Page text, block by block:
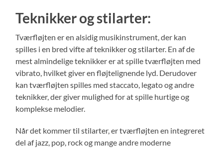
Teknikker og stilarter:
Tværfløjten er en alsidig musikinstrument, der kan
spilles i en bred vifte af teknikker og stilarter. En af de
mest almindelige teknikker er at spille tværfløjten med
vibrato, hvilket giver en fløjtelignende lyd. Derudover
kan tværfløjten spilles med staccato, legato og andre
teknikker, der giver mulighed for at spille hurtige og
komplekse melodier.
Når det kommer til stilarter, er tværfløjten en integreret
del af jazz, pop, rock og mange andre moderne